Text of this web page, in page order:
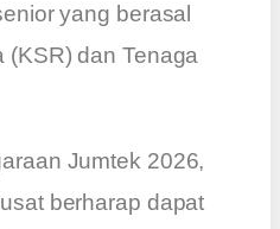
yang berasal
(KSR) dan Tenaga
Jumtek 2026,
berharap dapat